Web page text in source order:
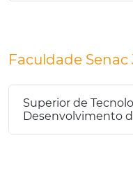
Faculdade
Superior de
Desenvolvimento